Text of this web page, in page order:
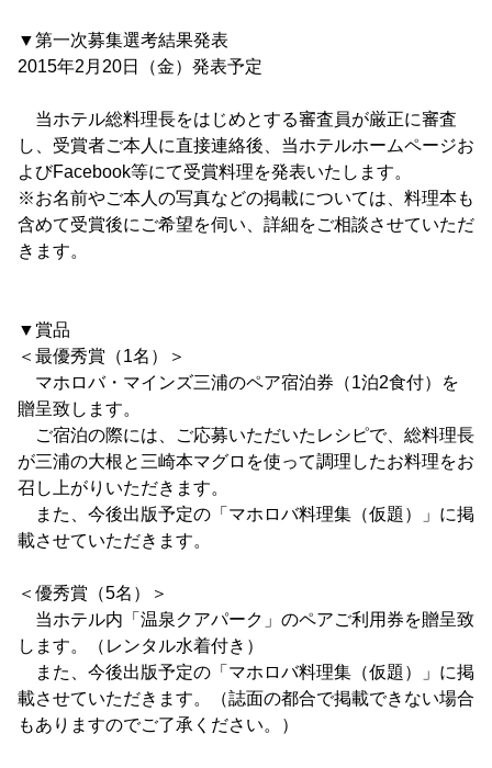
▼第一次募集選考結果発表
2015年2月20日（金）発表予定
当ホテル総料理長をはじめとする審査員が厳正に審査
し、受賞者ご本人に直接連絡後、当ホテルホームページお
よびFacebook等にて受賞料理を発表いたします。
※お名前やご本人の写真などの掲載については、料理本も
含めて受賞後にご希望を伺い、詳細をご相談させていただ
きます。
▼賞品
＜最優秀賞（1名）＞
マホロバ・マインズ三浦のペア宿泊券（1泊2食付）を
贈呈致します。
ご宿泊の際には、ご応募いただいたレシピで、総料理長
が三浦の大根と三崎本マグロを使って調理したお料理をお
召し上がりいただきます。
また、今後出版予定の「マホロバ料理集（仮題）」に掲
載させていただきます。
＜優秀賞（5名）＞
当ホテル内「温泉クアパーク」のペアご利用券を贈呈致
します。（レンタル水着付き）
また、今後出版予定の「マホロバ料理集（仮題）」に掲
載させていただきます。（誌面の都合で掲載できない場合
もありますのでご了承ください。）